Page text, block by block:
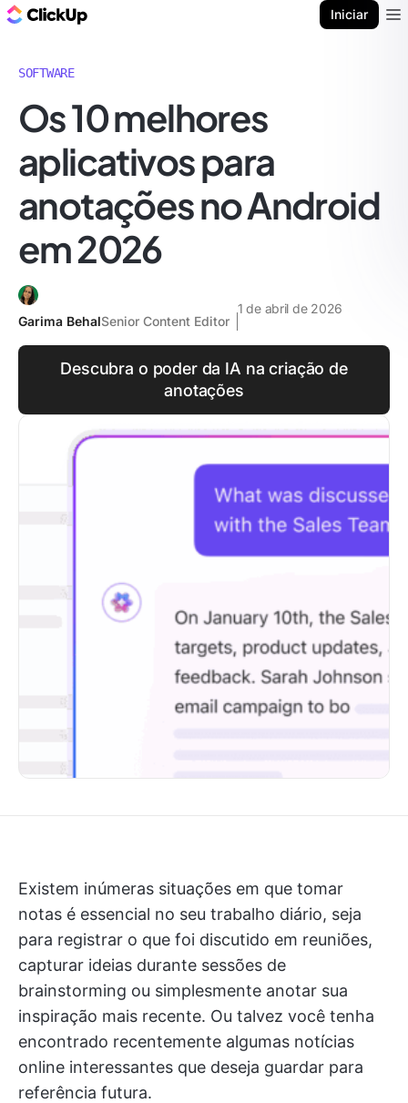
Iniciar
SOFTWARE
Os 10 melhores
aplicativos para
anotações no Android
em 2026
Garima BehalSenior Content Editor
1 de abril de 2026
Descubra o poder da IA na criação de
anotações
Existem inúmeras situações em que tomar
notas é essencial no seu trabalho diário, seja
para registrar o que foi discutido em reuniões,
capturar ideias durante sessões de
brainstorming ou simplesmente anotar sua
inspiração mais recente. Ou talvez você tenha
encontrado recentemente algumas notícias
online interessantes que deseja guardar para
referência futura.